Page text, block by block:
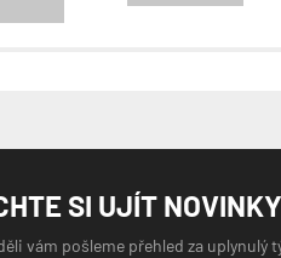
SI UJÍT
vám pošleme přehled za uplynulý